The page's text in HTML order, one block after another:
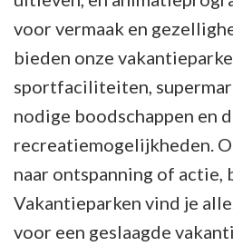
voor vermaak en
bieden onze
sportfaciliteiten,
nodige boodschappen en
recreatiemogelijkheden.
naar ontspanning of actie,
Vakantieparken vind je
voor een geslaagde